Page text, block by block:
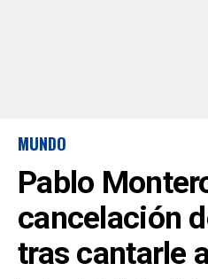
MUNDO
Pablo
cancelación
tras cantarle